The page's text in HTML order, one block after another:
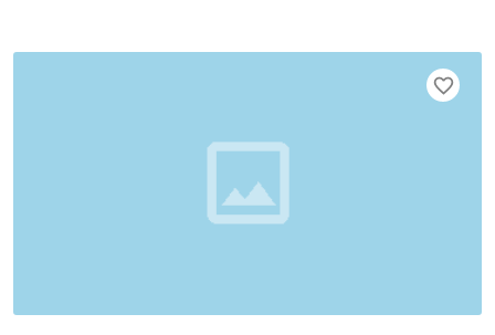
favorite_border